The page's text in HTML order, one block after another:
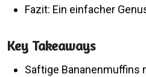
Fazit: Ein einfacher
Key Takeaways
Saftige Bananenmuffins